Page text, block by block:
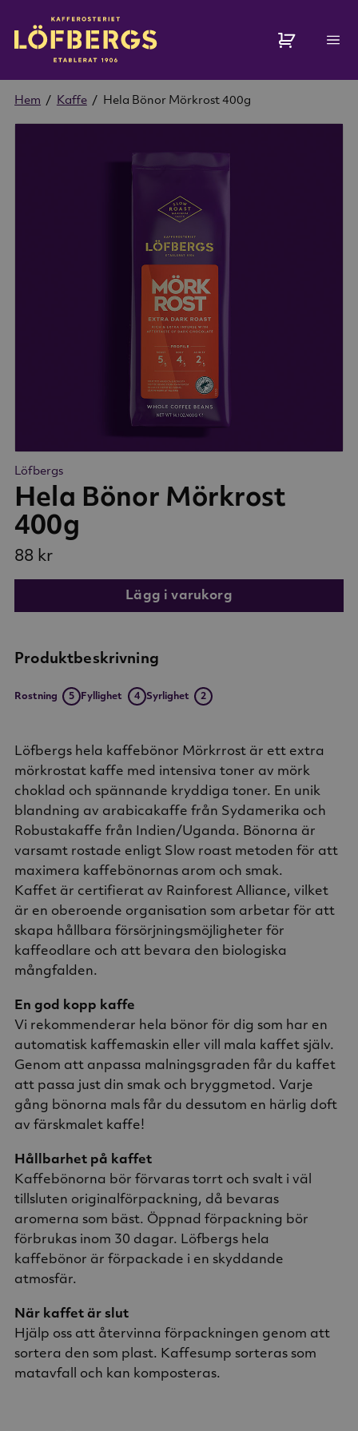
Hem / Kaffe / Hela Bönor Mörkrost 400g
Löfbergs
Hela Bönor Mörkrost
400g
88 kr
Lägg i varukorg
Produktbeskrivning
Rostning 5 Fyllighet 4 Syrlighet 2
Löfbergs hela kaffebönor Mörkrrost är ett extra
mörkrostat kaffe med intensiva toner av mörk
choklad och spännande kryddiga toner. En unik
blandning av arabicakaffe från Sydamerika och
Robustakaffe från Indien/Uganda. Bönorna är
varsamt rostade enligt Slow roast metoden för att
maximera kaffebönornas arom och smak.
Kaffet är certifierat av Rainforest Alliance, vilket
är en oberoende organisation som arbetar för att
skapa hållbara försörjningsmöjligheter för
kaffeodlare och att bevara den biologiska
mångfalden.
En god kopp kaffe
Vi rekommenderar hela bönor för dig som har en
automatisk kaffemaskin eller vill mala kaffet själv.
Genom att anpassa malningsgraden får du kaffet
att passa just din smak och bryggmetod. Varje
gång bönorna mals får du dessutom en härlig doft
av färskmalet kaffe!
Hållbarhet på kaffet
Kaffebönorna bör förvaras torrt och svalt i väl
tillsluten originalförpackning, då bevaras
aromerna som bäst. Öppnad förpackning bör
förbrukas inom 30 dagar. Löfbergs hela
kaffebönor är förpackade i en skyddande
atmosfär.
När kaffet är slut
Hjälp oss att återvinna förpackningen genom att
sortera den som plast. Kaffesump sorteras som
matavfall och kan komposteras.